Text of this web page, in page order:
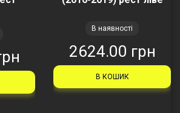
В наявності
2624.00 грн
В КОШИК